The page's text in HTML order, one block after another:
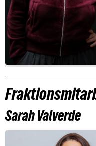
Previous
Sarah Valverde